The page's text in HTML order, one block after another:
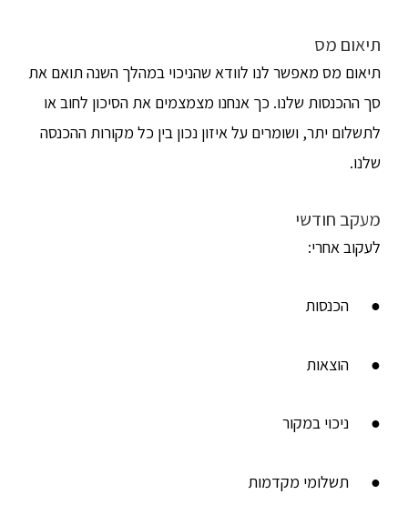
תיאום מס
תיאום מס מאפשר לנו לוודא שהניכוי במהלך השנה תואם את
סך ההכנסות שלנו. כך אנחנו מצמצמים את הסיכון לחוב או
לתשלום יתר, ושומרים על איזון נכון בין כל מקורות ההכנסה
שלנו.
מעקב חודשי
לעקוב אחרי:
● הכנסות
● הוצאות
● ניכוי במקור
● תשלומי מקדמות